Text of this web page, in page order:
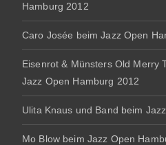
Hamburg 2012
Caro Josée beim Jazz Open
Eisenrot & Münsters Old Merry
Jazz Open Hamburg 2012
Ulita Knaus und Band beim
Mo Blow beim Jazz Open